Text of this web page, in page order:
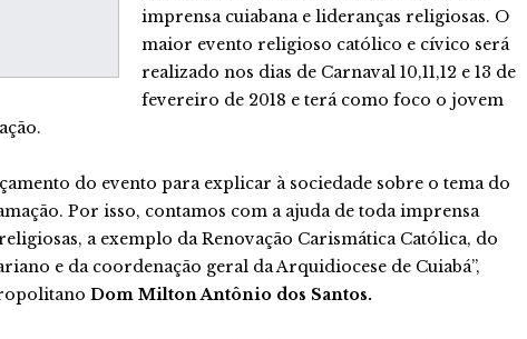
imprensa cuiabana e lideranças religiosas. O
maior evento religioso católico e cívico será
realizado nos dias de Carnaval 10,11,12 e 13 de
fevereiro de 2018 e terá como foco o jovem
do evento para explicar à sociedade sobre o tema do
Por isso, contamos com a ajuda de toda imprensa
a exemplo da Renovação Carismática Católica, do
e da coordenação geral da Arquidiocese de Cuiabá”,
Dom Milton Antônio dos Santos.